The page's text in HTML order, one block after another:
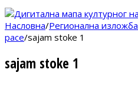
Насловна/Регионална
расе/sajam stoke 1
sajam stoke 1